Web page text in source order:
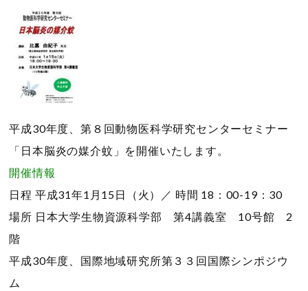
平成30年度、第８回動物医科学研究センターセミナー
「日本脳炎の媒介蚊」を開催いたします。
開催情報
日程 平成31年1月15日（火）／ 時間 18：00-19：30
場所 日本大学生物資源科学部 第4講義室 10号館 2
階
平成30年度、国際地域研究所第３３回国際シンポジウ
ム